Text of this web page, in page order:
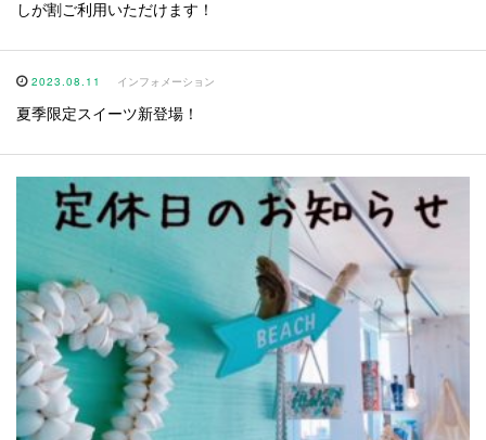
しが割ご利用いただけます！
2023.08.11 インフォメーション
夏季限定スイーツ新登場！